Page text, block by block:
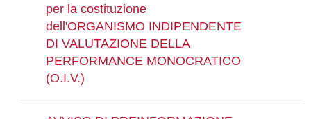
per la costituzione
dell'ORGANISMO INDIPENDENTE
DI VALUTAZIONE DELLA
PERFORMANCE MONOCRATICO
(O.I.V.)